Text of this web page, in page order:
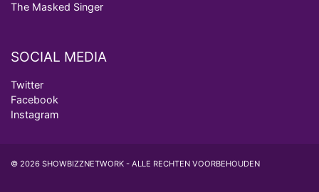
The Masked Singer
SOCIAL MEDIA
Twitter
Facebook
Instagram
© 2026 SHOWBIZZNETWORK - ALLE RECHTEN VOORBEHOUDEN